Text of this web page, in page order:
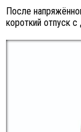
После
короткий отпуск с